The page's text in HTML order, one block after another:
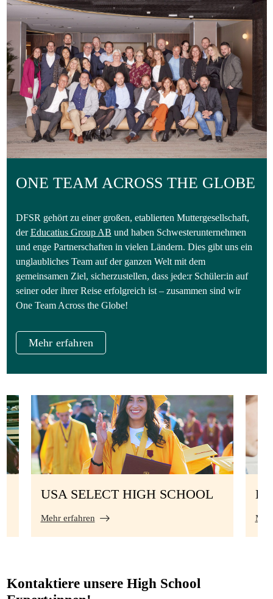
ONE TEAM ACROSS THE GLOBE
DFSR gehört zu einer großen, etablierten Muttergesellschaft,
derEducatius Group AB und haben Schwesterunternehmen
und enge Partnerschaften in vielen Ländern. Dies gibt uns ein
unglaubliches Team auf der ganzen Welt mit dem
gemeinsamen Ziel, sicherzustellen, dass jede:r Schüler:in auf
seiner oder ihrer Reise erfolgreich ist – zusammen sind wir
One Team Across the Globe!
Mehr erfahren
USA SELECT HIGH SCHOOL
Mehr erfahren
Kontaktiere unsere High School